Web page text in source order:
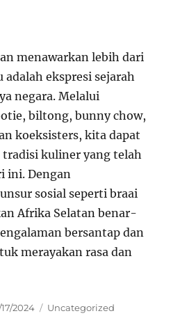
menawarkan lebih dari
ekspresi sejarah
negara. Melalui
biltong, bunny chow,
koeksisters, kita dapat
tradisi kuliner yang telah
ini. Dengan
sosial seperti braai
Afrika Selatan benar-
bersantap dan
merayakan rasa dan
2024 Categories
Uncategorized